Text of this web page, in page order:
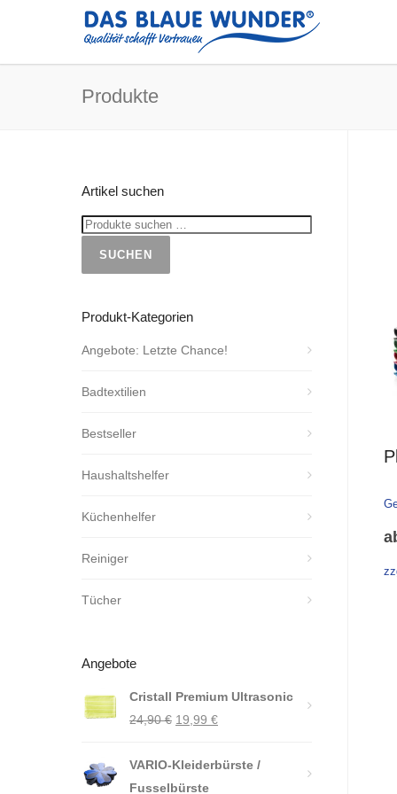
Produkte
Artikel suchen
SUCHEN
Produkt-Kategorien
Angebote: Letzte Chance!
Badtextilien
Bestseller
Haushaltshelfer
Küchenhelfer
Reiniger
Tücher
Angebote
Cristall Premium Ultrasonic
24,90€ Ursprünglicher
war:
24,90 €
19,99 €Aktueller
ist:
VARIO-Kleiderbürste /
Fusselbürste